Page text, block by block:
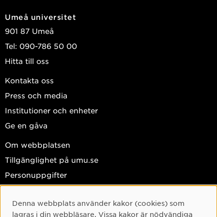
samhällsnormer påverkar olika gruppers hälsa och tillgång
till vård.
Umeå universitet
901 87 Umeå
Tel: 090-786 50 00
Hitta till oss
Kontakta oss
Press och media
Institutioner och enheter
Ge en gåva
Om webbplatsen
Tillgänglighet på umu.se
Personuppgifter
Facebook
Cookie-samtycke
Denna webbplats använder kakor (cookies) som
lagras i din webbläsare. Vissa kakor är nödvändiga